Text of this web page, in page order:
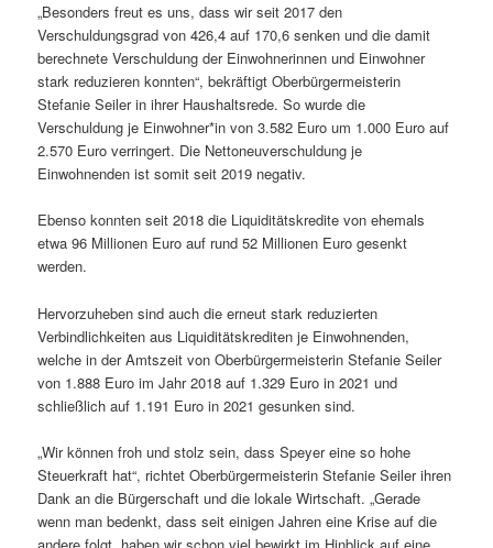
„Besonders freut es uns, dass wir seit 2017 den
Verschuldungsgrad von 426,4 auf 170,6 senken und die damit
berechnete Verschuldung der Einwohnerinnen und Einwohner
stark reduzieren konnten“, bekräftigt Oberbürgermeisterin
Stefanie Seiler in ihrer Haushaltsrede. So wurde die
Verschuldung je Einwohner*in von 3.582 Euro um 1.000 Euro auf
2.570 Euro verringert. Die Nettoneuverschuldung je
Einwohnenden ist somit seit 2019 negativ.
Ebenso konnten seit 2018 die Liquiditätskredite von ehemals
etwa 96 Millionen Euro auf rund 52 Millionen Euro gesenkt
werden.
Hervorzuheben sind auch die erneut stark reduzierten
Verbindlichkeiten aus Liquiditätskrediten je Einwohnenden,
welche in der Amtszeit von Oberbürgermeisterin Stefanie Seiler
von 1.888 Euro im Jahr 2018 auf 1.329 Euro in 2021 und
schließlich auf 1.191 Euro in 2021 gesunken sind.
„Wir können froh und stolz sein, dass Speyer eine so hohe
Steuerkraft hat“, richtet Oberbürgermeisterin Stefanie Seiler ihren
Dank an die Bürgerschaft und die lokale Wirtschaft. „Gerade
wenn man bedenkt, dass seit einigen Jahren eine Krise auf die